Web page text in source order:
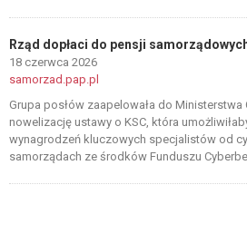
Rząd dopłaci do pensji
18 czerwca 2026
samorzad.pap.pl
Grupa posłów zaapelowała do Ministerstwa
nowelizację ustawy o KSC, która
wynagrodzeń kluczowych specjalistów od
samorządach ze środków Funduszu